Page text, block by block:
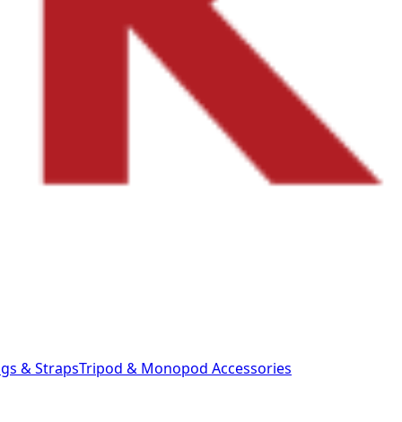
& StrapsTripod & Monopod Accessories